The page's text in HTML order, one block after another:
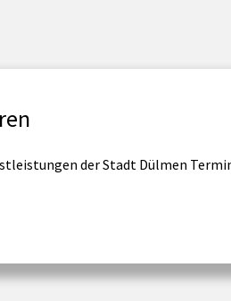
der Stadt Dülmen